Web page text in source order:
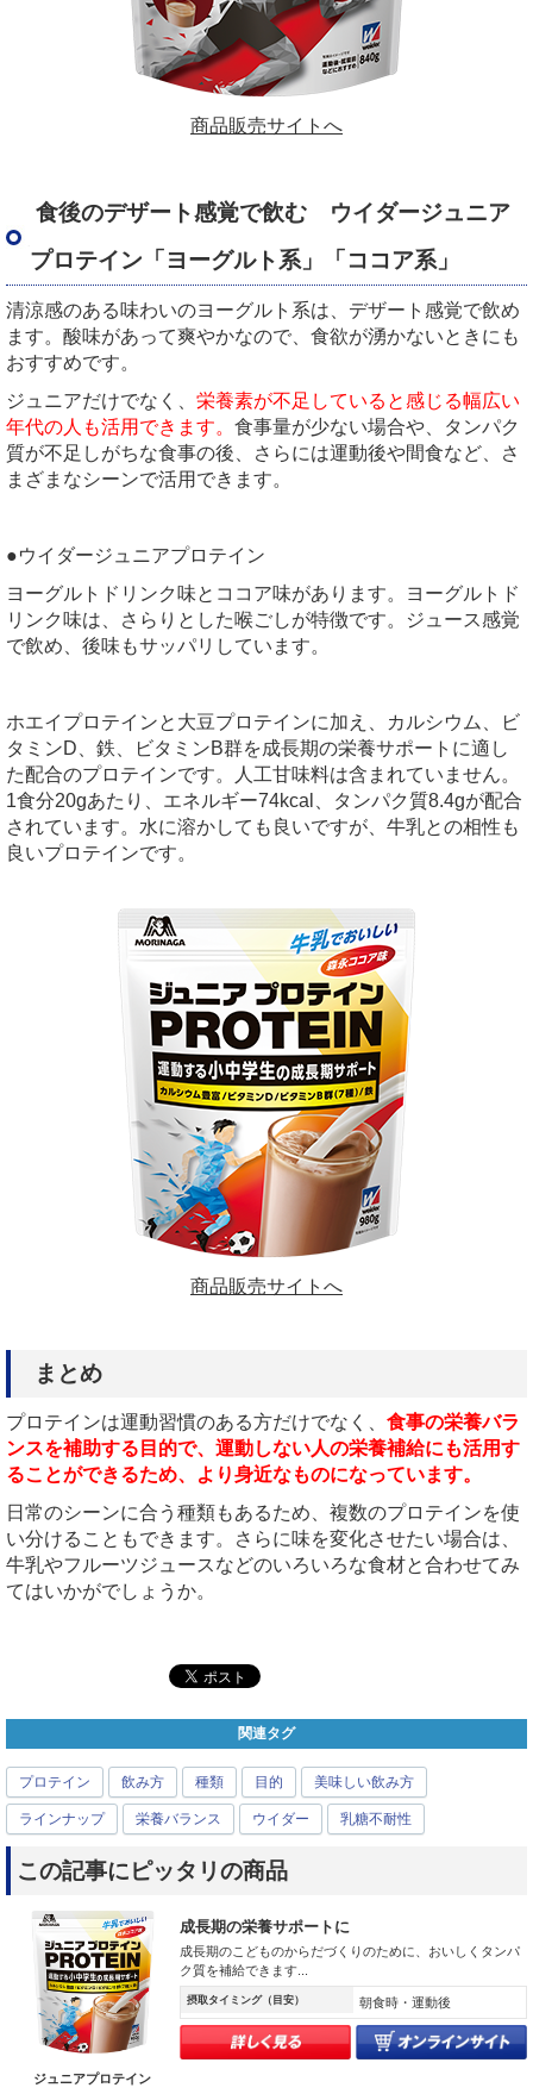
商品販売サイトへ
食後のデザート感覚で飲む ウイダージュニア
プロテイン「ヨーグルト系」「ココア系」
清涼感のある味わいのヨーグルト系は、デザート感覚で飲め
ます。酸味があって爽やかなので、食欲が湧かないときにも
おすすめです。
ジュニアだけでなく、 栄養素が不足していると感じる幅広い
年代の人も活用できます。 食事量が少ない場合や、タンパク
質が不足しがちな食事の後、さらには運動後や間食など、さ
まざまなシーンで活用できます。
●ウイダージュニアプロテイン
ヨーグルトドリンク味とココア味があります。ヨーグルトド
リンク味は、さらりとした喉ごしが特徴です。ジュース感覚
で飲め、後味もサッパリしています。
ホエイプロテインと大豆プロテインに加え、カルシウム、ビ
タミンD、鉄、ビタミンB群を成長期の栄養サポートに適し
た配合のプロテインです。人工甘味料は含まれていません。
1食分20gあたり、エネルギー74kcal、タンパク質8.4gが配合
されています。水に溶かしても良いですが、牛乳との相性も
良いプロテインです。
商品販売サイトへ
まとめ
プロテインは運動習慣のある方だけでなく、 食事の栄養バラ
ンスを補助する目的で、運動しない人の栄養補給にも活用す
ることができるため、より身近なものになっています。
日常のシーンに合う種類もあるため、複数のプロテインを使
い分けることもできます。さらに味を変化させたい場合は、
牛乳やフルーツジュースなどのいろいろな食材と合わせてみ
てはいかがでしょうか。
関連タグ
プロテイン 飲み方 種類 目的 美味しい飲み方
ラインナップ 栄養バランス ウイダー 乳糖不耐性
この記事にピッタリの商品
ジュニアプロテイン
成長期の栄養サポートに
成長期のこどものからだづくりのために、おいしくタンパ
ク質を補給できます...
摂取タイミング（目安） 朝食時・運動後